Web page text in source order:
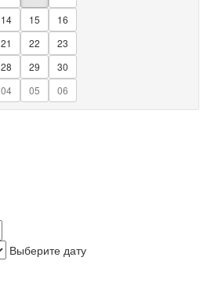
14 15
16
21 22
23
28 29
30
04 05 06
Выберите дату